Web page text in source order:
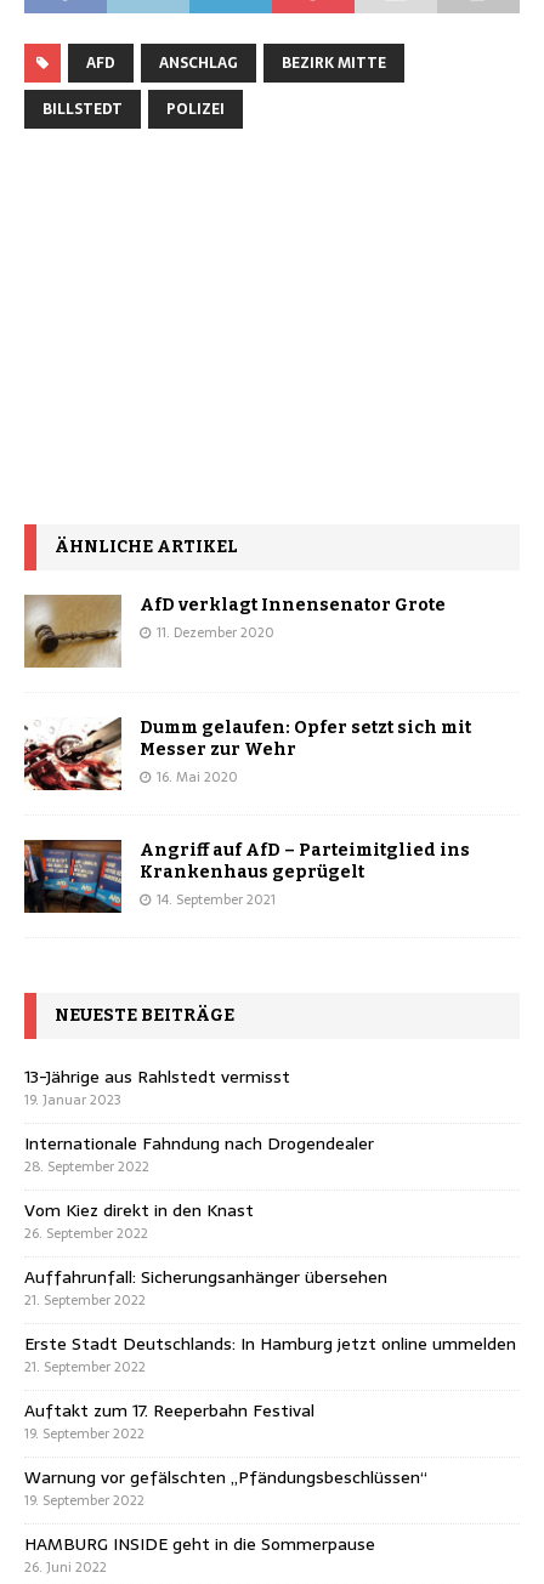
AFD ANSCHLAG
BEZIRK MITTE
BILLSTEDT
POLIZEI
ÄHNLICHE ARTIKEL
AfD verklagt Innensenator Grote
11. Dezember 2020
Dumm gelaufen: Opfer setzt sich mit
Messer zur Wehr
16. Mai 2020
Angriff auf AfD – Parteimitglied ins
Krankenhaus geprügelt
14. September 2021
NEUESTE BEITRÄGE
13-Jährige aus Rahlstedt vermisst
19. Januar 2023
Internationale Fahndung nach Drogendealer
28. September 2022
Vom Kiez direkt in den Knast
26. September 2022
Auffahrunfall: Sicherungsanhänger übersehen
21. September 2022
Erste Stadt Deutschlands: In Hamburg jetzt online ummelden
21. September 2022
Auftakt zum 17. Reeperbahn Festival
19. September 2022
Warnung vor gefälschten „Pfändungsbeschlüssen“
19. September 2022
HAMBURG INSIDE geht in die Sommerpause
26. Juni 2022